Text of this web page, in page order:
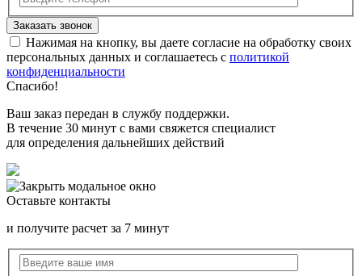
Нажимая на кнопку, вы даете согласие на обработку своих
персональных данных и соглашаетесь с политикой
конфиденциальности
Спасибо!
Ваш заказ передан в службу поддержки.
В течение 30 минут с вами свяжется специалист
для определения дальнейших действий
Оставьте контакты
и получите расчет за 7 минут